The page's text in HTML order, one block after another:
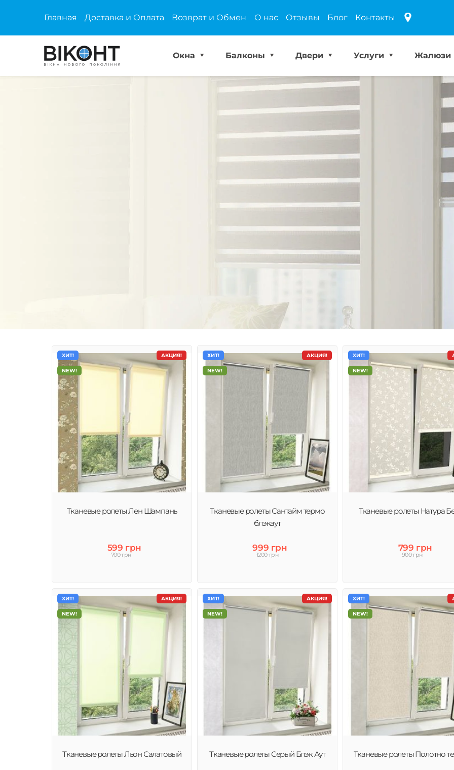
Главная Доставка и Оплата Возврат и Обмен О нас Отзывы Блог Контакты
Окна Балконы Двери Услуги Жалюзи
Тканевые ролеты
Рулонные шторы (тканевые ролеты) – это современное
качественное и стильное решение декора окна и защиты
АКЦИЯ!
ХИТ!
NEW!
Тканевые ролеты Лен Шампань
599 грн
700 грн
АКЦИЯ!
ХИТ!
NEW!
Тканевые ролеты Сантайм термо
блэкаут
999 грн
1200 грн
ХИТ!
NEW!
Тканевые ролеты Натура
799 грн
900 грн
АКЦИЯ!
ХИТ!
NEW!
Тканевые ролеты Льон Салатовый
АКЦИЯ!
ХИТ!
NEW!
Тканевые ролеты Серый Блэк Аут
ХИТ!
NEW!
Тканевые ролеты Полотно